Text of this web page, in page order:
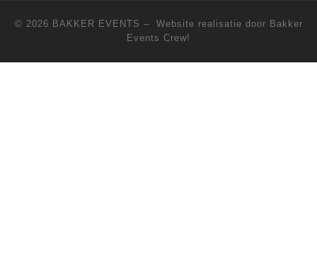
© 2026 BAKKER EVENTS – Website realisatie door Bakker
Events Crew!